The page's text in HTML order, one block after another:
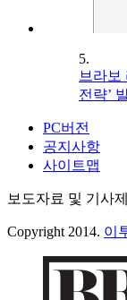
5.
브라보
전략’
PC버전
공지사항
사이트맵
보도자료 및 기사
Copyright 2014. 이